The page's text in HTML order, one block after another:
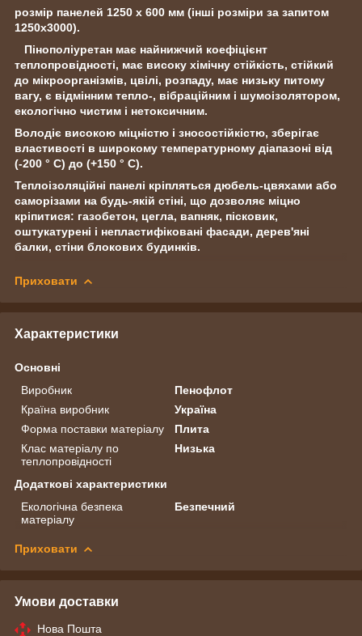
pозмір панелей 1250 х 600 мм (інші розміри за запитом
1250x3000).
Пінополіуретан має найнижчий коефіцієнт
теплопровідності, має високу хімічну стійкість, стійкий
до мікроорганізмів, цвілі, розпаду, має низьку питому
вагу, є відмінним тепло-, вібраційним і шумоізолятором,
екологічно чистим і нетоксичним.
Володіє високою міцністю і зносостійкістю, зберігає
властивості в широкому температурному діапазоні від
(-200 ° С) до (+150 ° С).
Теплоізоляційні панелі кріпляться дюбель-цвяхами або
саморізами на будь-якій стіні, що дозволяє міцно
кріпитися: газобетон, цегла, вапняк, пісковик,
оштукатурені і непластифіковані фасади, дерев'яні
балки, стіни блокових будинків.
Приховати
Характеристики
Основні
Виробник
Пенофлот
Країна виробник
Україна
Форма поставки матеріалу
Плита
Клас матеріалу по
теплопровідності
Низька
Додаткові характеристики
Екологічна безпека
матеріалу
Безпечний
Приховати
Умови доставки
Нова Пошта